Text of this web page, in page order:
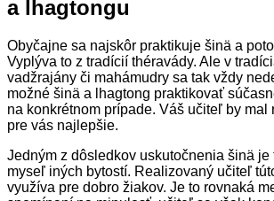
a lhagtongu
Obyčajne sa najskôr praktikuje šinä a
Vyplýva to z tradícií théravády. Ale v
vadžrajány či mahámudry sa tak vždy
možné šinä a lhagtong praktikovať
na konkrétnom prípade. Váš učiteľ by mal
pre vás najlepšie.
Jedným z dôsledkov uskutočnenia šinä je
myseľ iných bytostí. Realizovaný učiteľ
využíva pre dobro žiakov. Je to rovnaká